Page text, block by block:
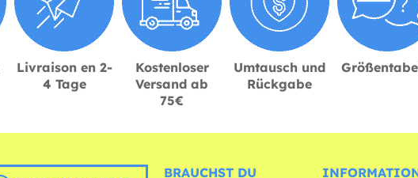
Livraison en 2-
4 Tage
Kostenloser
Versand ab
75€
Umtausch und
Rückgabe
BRAUCHST DU